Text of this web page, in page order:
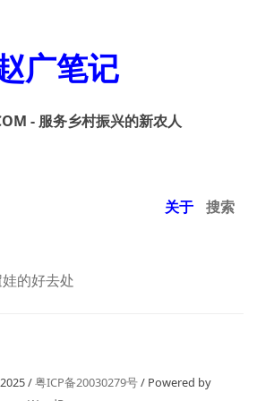
广笔记
- 服务乡村振兴的新农人
关于 搜索
的好去处
/粤ICP备20030279号/ Powered by